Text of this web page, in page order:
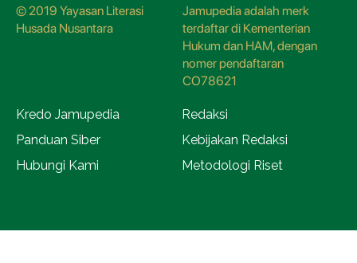
© 2019 Yayasan Literasi
Husada Nusantara
Jamupedia adalah merk
terdaftar di Kementerian
Hukum dan HAM, dengan
nomer pendaftaran
CO78621
Kredo Jamupedia
Redaksi
Panduan Siber
Kebijakan Redaksi
Hubungi Kami
Metodologi Riset